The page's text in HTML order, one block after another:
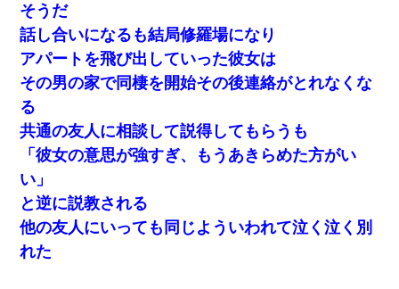
そうだ
話し合いになるも結局修羅場になり
アパートを飛び出していった彼女は
その男の家で同棲を開始その後連絡がとれなくな
る
共通の友人に相談して説得してもらうも
「彼女の意思が強すぎ、もうあきらめた方がい
い」
と逆に説教される
他の友人にいっても同じよういわれて泣く泣く別
れた